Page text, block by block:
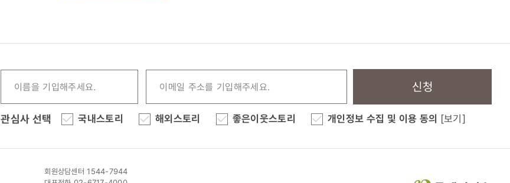
신청
관심사 선택 국내스토리 해외스토리 좋은이웃스토리 개인정보 수집 및 이용 동의 [보기]
회원상담센터 1544-7944